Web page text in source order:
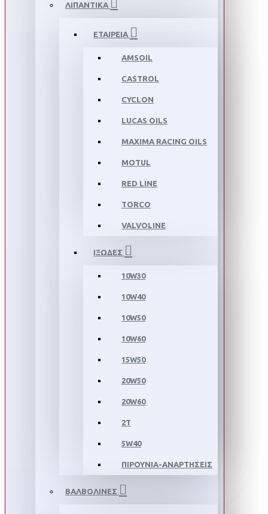
ΛΙΠΑΝΤΙΚΑ
ΕΤΑΙΡΕΙΑ
AMSOIL
CASTROL
CYCLON
LUCAS OILS
MAXIMA RACING OILS
MOTUL
RED LINE
TORCO
VALVOLINE
ΙΞΩΔΕΣ
10W30
10W40
10W50
10W60
15W50
20W50
20W60
2T
5W40
ΠΙΡΟΥΝΙΑ-ΑΝΑΡΤΗΣΕΙΣ
ΒΑΛΒΟΛΙΝΕΣ